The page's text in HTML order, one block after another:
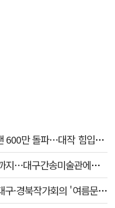
오디세이 200만·스파이더맨 600만 돌파…대작 힘입어 여름 극장·서점가 '웃음'
인생네컷부터 스탬프 투어까지…대구간송미술관에서 여름방학 즐겨볼까
'차별의 벽 넘어 연대로'…대구·경북작가회의 '여름문학제' 개최